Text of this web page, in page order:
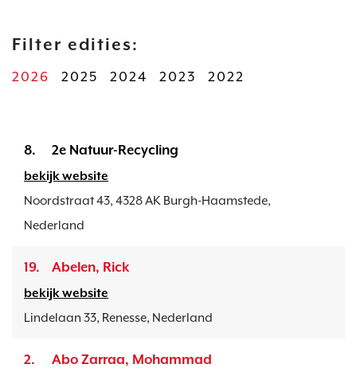
Filter edities:
2026 2025 2024 2023 2022
8. 2e Natuur-Recycling
bekijk website
Noordstraat 43, 4328 AK Burgh-Haamstede,
Nederland
19. Abelen, Rick
bekijk website
Lindelaan 33, Renesse, Nederland
2. Abo Zarraa, Mohammad